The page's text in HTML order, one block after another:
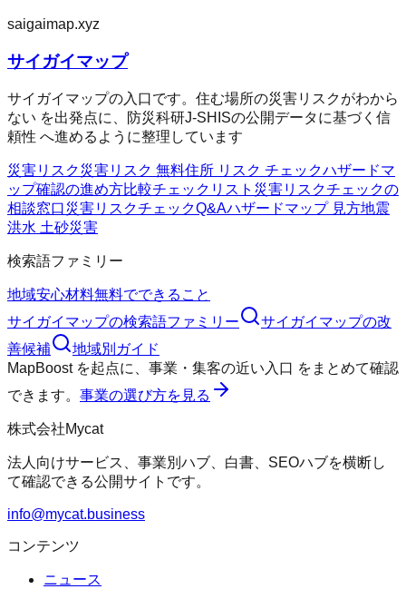
saigaimap.xyz
サイガイマップ
サイガイマップの入口です。住む場所の災害リスクがわから
ない を出発点に、防災科研J-SHISの公開データに基づく信
頼性 へ進めるように整理しています
災害リスク災害リスク 無料住所 リスク チェックハザードマ
ップ確認の進め方比較チェックリスト 災害リスクチェックの
相談窓口災害リスクチェックQ&Aハザードマップ 見方地震
洪水 土砂災害
検索語ファミリー
地域安心材料無料でできること
サイガイマップの検索語ファミリー サイガイマップの改
善候補
地域別ガイド
MapBoostを起点に、 事業・集客の近い入口 をまとめて確認
できます。 事業の選び方を見る
株式会社Mycat
法人向けサービス、事業別ハブ、白書、SEOハブを横断し
て確認できる公開サイトです。
info@mycat.business
コンテンツ
ニュース